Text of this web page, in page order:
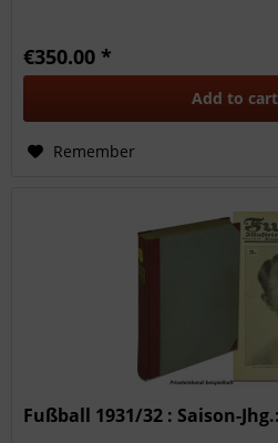
€350.00 *
Add to cart
Remember
Fußball 1931/32 : Saison-